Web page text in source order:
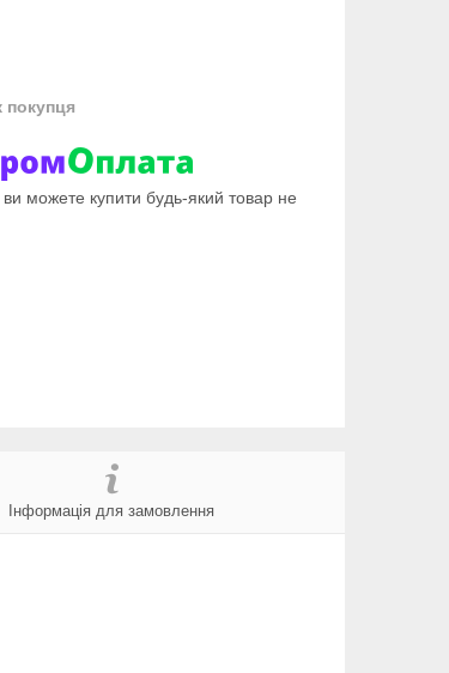
покупця
ви можете купити будь-який товар не
Інформація для замовлення